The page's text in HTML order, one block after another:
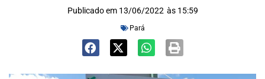
Publicado em 13/06/2022 às 15:59
Pará